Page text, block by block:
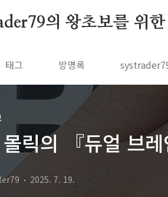
의 왕초보를 위
태그 방명록
릭의 『듀얼 브
2025. 7. 19.